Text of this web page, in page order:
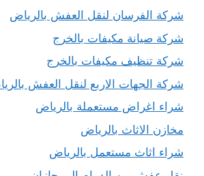
شركة الفرسان لنقل العفش بالرياض
شركة صيانة مكيفات بالخرج
شركة تنظيف مكيفات بالخرج
شركة الجهات الاربع لنقل العفش
شراء اغراض مستعملة بالرياض
مخازن الاثاث بالرياض
شراء اثاث مستعمل بالرياض